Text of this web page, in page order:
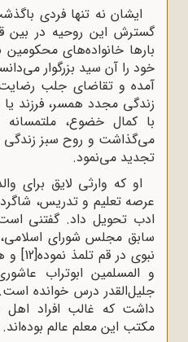
ایشان نه تنها فردی
گسترش این روحیه در بین
بارها خانواده‌های
خود را آن سید بزرگوار
آمده و تقاضای جلب رضایت
زندگی مجدد همسر، فرزند یا
با کمال خضوع، ملتمسانه
می‌گذاشت و روح سبز زندگی
تجدید می‌نمود.
او که وارثی لایق برای
عرصه تعلیم و تدریس،
ادب تحویل داد. گفتنی
سابق مجلس شورای
نبوی در قم تلمذ نموده[12] و
و المسلمین ابوتراب
جلیل‌القدر درس خوانده
داشت که غالب افراد اهل
مکتب این معلم عالم بوده‌اند.